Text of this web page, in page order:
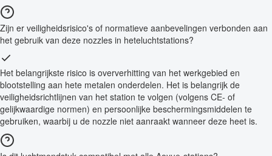
Zijn er veiligheidsrisico's of normatieve aanbevelingen verbonden aan
het gebruik van deze nozzles in heteluchtstations?
Het belangrijkste risico is oververhitting van het werkgebied en
blootstelling aan hete metalen onderdelen. Het is belangrijk de
veiligheidsrichtlijnen van het station te volgen (volgens CE- of
gelijkwaardige normen) en persoonlijke beschermingsmiddelen te
gebruiken, waarbij u de nozzle niet aanraakt wanneer deze heet is.